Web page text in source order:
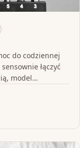
do codziennej
łączyć
model